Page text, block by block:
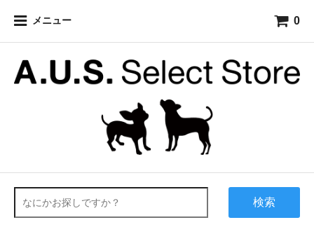
メニュー 0
検索